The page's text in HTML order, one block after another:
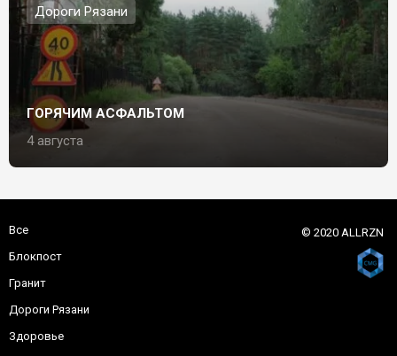
Дороги Рязани
ГОРЯЧИМ АСФАЛЬТОМ
4 августа
Все
Блокпост
Гранит
Дороги Рязани
Здоровье
© 2020 ALLRZN